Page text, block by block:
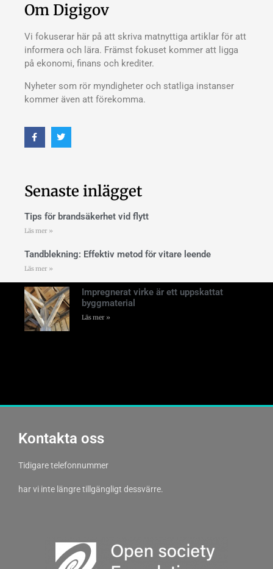
Om Digigov
Vi fokuserar här på att skriva matnyttiga artiklar för att
informera och lära. Främst fokuset kommer att ligga
på ekonomi, finans och krediter.
Nyheter som rör myndigheter och statliga instanser
kommer även att förekomma.
Senaste inlägget
Tips för brandsäkerhet vid flytt
Läs mer »
Tandblekning: Effektiv metod för vitare leende
Läs mer »
Impregnerat virke är ett uppskattat
byggmaterial
Läs mer »
Kontakta oss
Tidigare telefonnummer
har vi inte längre tillgängligt dessvärre.